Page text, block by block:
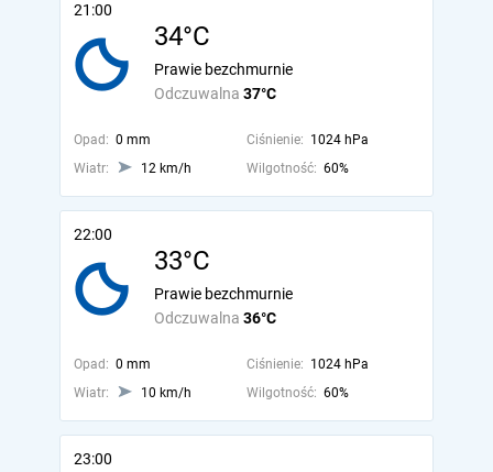
21:00
34°C
Odczuwalna 37°C
Prawie bezchmurnie
Opad: 0 mm Ciśnienie: 1024 hPa
Wiatr:
12 km/h Wilgotność: 60%
22:00
33°C
Odczuwalna 36°C
Prawie bezchmurnie
Opad: 0 mm Ciśnienie: 1024 hPa
Wiatr:
10 km/h Wilgotność: 60%
23:00